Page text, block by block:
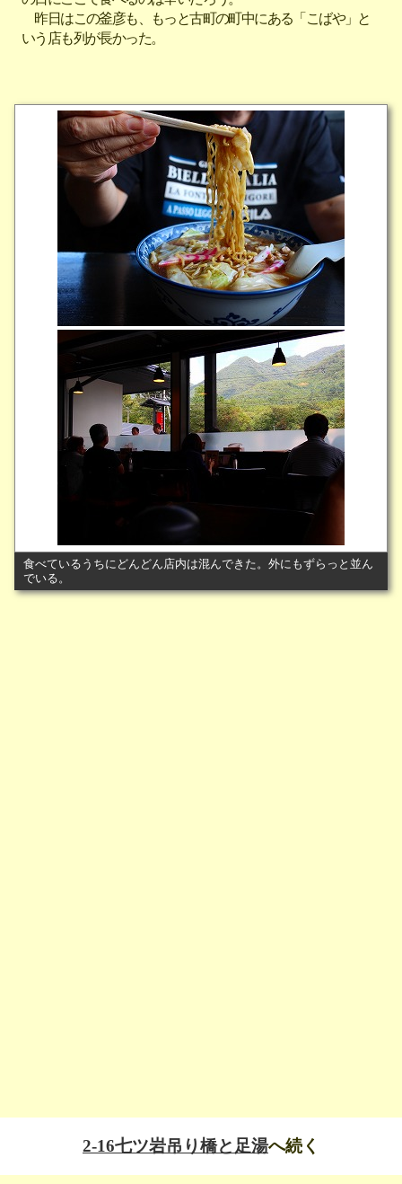
昨日はこの釜彦も、もっと古町の町中にある「こばや」と
いう店も列が長かった。
食べているうちにどんどん店内は混んできた。外にもずらっと並ん
でいる。
2-16七ツ岩吊り橋と足湯へ続く